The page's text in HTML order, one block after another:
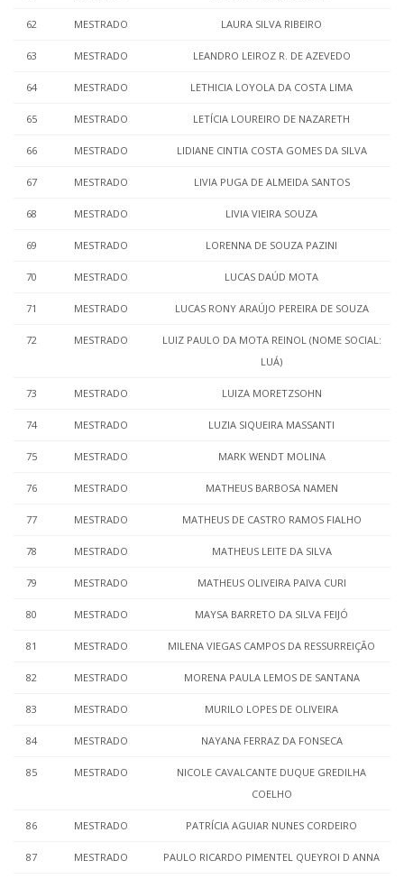
62 MESTRADO LAURA SILVA RIBEIRO
63 MESTRADO LEANDRO LEIROZ R. DE AZEVEDO
64 MESTRADO LETHICIA LOYOLA DA COSTA LIMA
65 MESTRADO LETÍCIA LOUREIRO DE NAZARETH
66 MESTRADO LIDIANE CINTIA COSTA GOMES DA SILVA
67 MESTRADO LIVIA PUGA DE ALMEIDA SANTOS
68 MESTRADO LIVIA VIEIRA SOUZA
69 MESTRADO LORENNA DE SOUZA PAZINI
70 MESTRADO LUCAS DAÚD MOTA
71 MESTRADO LUCAS RONY ARAÚJO PEREIRA DE SOUZA
72 MESTRADO
LUIZ PAULO DA MOTA REINOL (NOME SOCIAL:
LUÁ)
73 MESTRADO LUIZA MORETZSOHN
74 MESTRADO LUZIA SIQUEIRA MASSANTI
75 MESTRADO MARK WENDT MOLINA
76 MESTRADO MATHEUS BARBOSA NAMEN
77 MESTRADO MATHEUS DE CASTRO RAMOS FIALHO
78 MESTRADO MATHEUS LEITE DA SILVA
79 MESTRADO MATHEUS OLIVEIRA PAIVA CURI
80 MESTRADO MAYSA BARRETO DA SILVA FEIJÓ
81 MESTRADO MILENA VIEGAS CAMPOS DA RESSURREIÇÃO
82 MESTRADO MORENA PAULA LEMOS DE SANTANA
83 MESTRADO MURILO LOPES DE OLIVEIRA
84 MESTRADO NAYANA FERRAZ DA FONSECA
85 MESTRADO
NICOLE CAVALCANTE DUQUE GREDILHA
COELHO
86 MESTRADO PATRÍCIA AGUIAR NUNES CORDEIRO
87 MESTRADO PAULO RICARDO PIMENTEL QUEYROI D ANNA